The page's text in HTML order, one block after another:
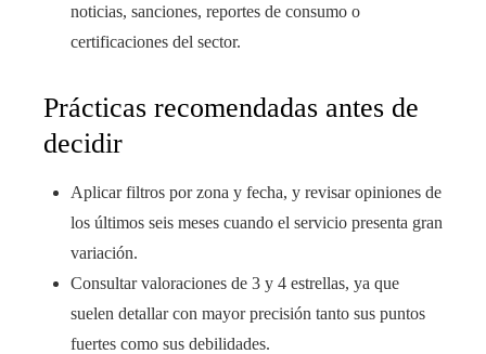
noticias, sanciones, reportes de consumo o
certificaciones del sector.
Prácticas recomendadas antes de
decidir
Aplicar filtros por zona y fecha, y revisar opiniones de
los últimos seis meses cuando el servicio presenta gran
variación.
Consultar valoraciones de 3 y 4 estrellas, ya que
suelen detallar con mayor precisión tanto sus puntos
fuertes como sus debilidades.